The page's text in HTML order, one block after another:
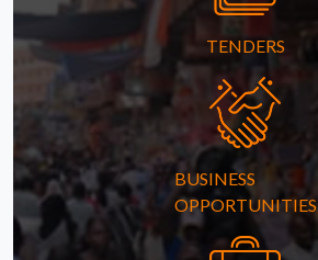
TENDERS
BUSINESS
OPPORTUNITIES